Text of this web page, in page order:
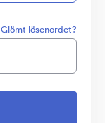
Glömt lösenordet?